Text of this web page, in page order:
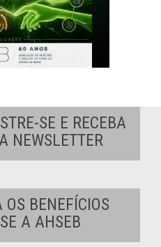
SE E RECEBA
NEWSLETTER
OS BENEFÍCIOS
A AHSEB